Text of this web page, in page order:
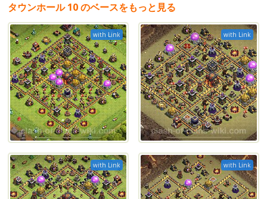
タウンホール 10 のベースをもっと見る
with Link with Link
with Link with Link